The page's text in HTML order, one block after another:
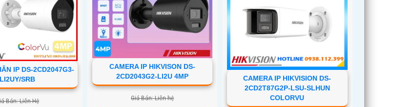
IP DS-2CD2047G3-
LI2UY/SRB
Bán: Liên Hệ
CAMERA IP HIKVISON DS-
2CD2043G2-LI2U 4MP
Giá Bán: Liên hệ
CAMERA IP HIKVISION DS-
2CD2T87G2P-LSU-SLHUN
COLORVU